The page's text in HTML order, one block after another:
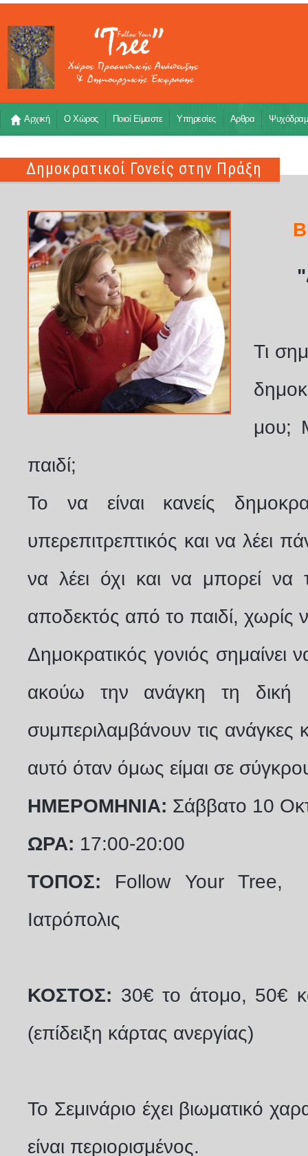
Αρχική Ο Χώρος Ποιοί Είμαστε Υπηρεσίες Αρθρα
Δημοκρατικοί Γονείς στην Πράξη
Τι
μου;
παιδί;
Το να είναι κανείς
υπερεπιτρεπτικός και να λέει
να λέει όχι και να μπορεί να
αποδεκτός από το παιδί, χωρίς
Δημοκρατικός γονιός
ακούω την ανάγκη τη
συμπεριλαμβάνουν τις
αυτό όταν όμως είμαι σε
ΗΜΕΡΟΜΗΝΙΑ: Σάββατο 10
ΩΡΑ: 17:00-20:00
ΤΟΠΟΣ: Follow Your Tree,
Ιατρόπολις
ΚΟΣΤΟΣ: 30€ το άτομο, 50€
(επίδειξη κάρτας ανεργίας)
Το Σεμινάριο έχει βιωματικό
είναι περιορισμένος.